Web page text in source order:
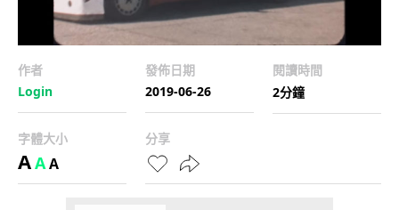
作者
Login
發佈日期
2019-06-26
閱讀時間
2分鐘
字體大小
AAA
分享